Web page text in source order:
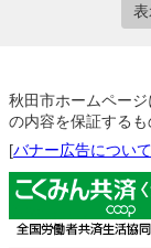
秋田市ホームペー
の内容を保証するも
[バナー広告について